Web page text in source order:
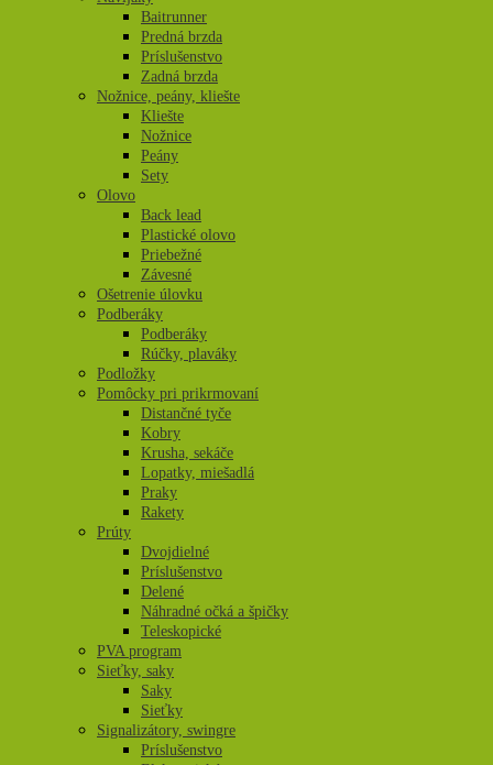
Baitrunner
Predná brzda
Príslušenstvo
Zadná brzda
Nožnice, peány, kliešte
Kliešte
Nožnice
Peány
Sety
Olovo
Back lead
Plastické olovo
Priebežné
Závesné
Ošetrenie úlovku
Podberáky
Podberáky
Rúčky, plaváky
Podložky
Pomôcky pri prikrmovaní
Distančné tyče
Kobry
Krusha, sekáče
Lopatky, miešadlá
Praky
Rakety
Prúty
Dvojdielné
Príslušenstvo
Delené
Náhradné očká a špičky
Teleskopické
PVA program
Sieťky, saky
Saky
Sieťky
Signalizátory, swingre
Príslušenstvo